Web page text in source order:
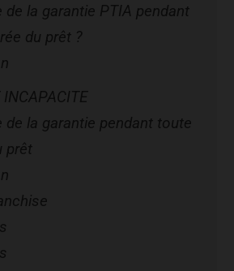
de la garantie PTIA pendant
du prêt ?
INCAPACITE
de la garantie pendant toute
prêt